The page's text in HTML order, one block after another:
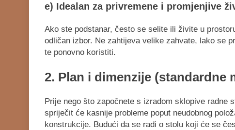
e) Idealan za privremene i promjenjive
Ako ste podstanar, često se selite ili živite u
odličan izbor. Ne zahtijeva velike zahvate, lako se
te ponovno koristiti.
2. Plan i dimenzije (standardne
Prije nego što započnete s izradom sklopive radne
spriječit će kasnije probleme poput neudobnog
konstrukcije. Budući da se radi o stolu koji će se